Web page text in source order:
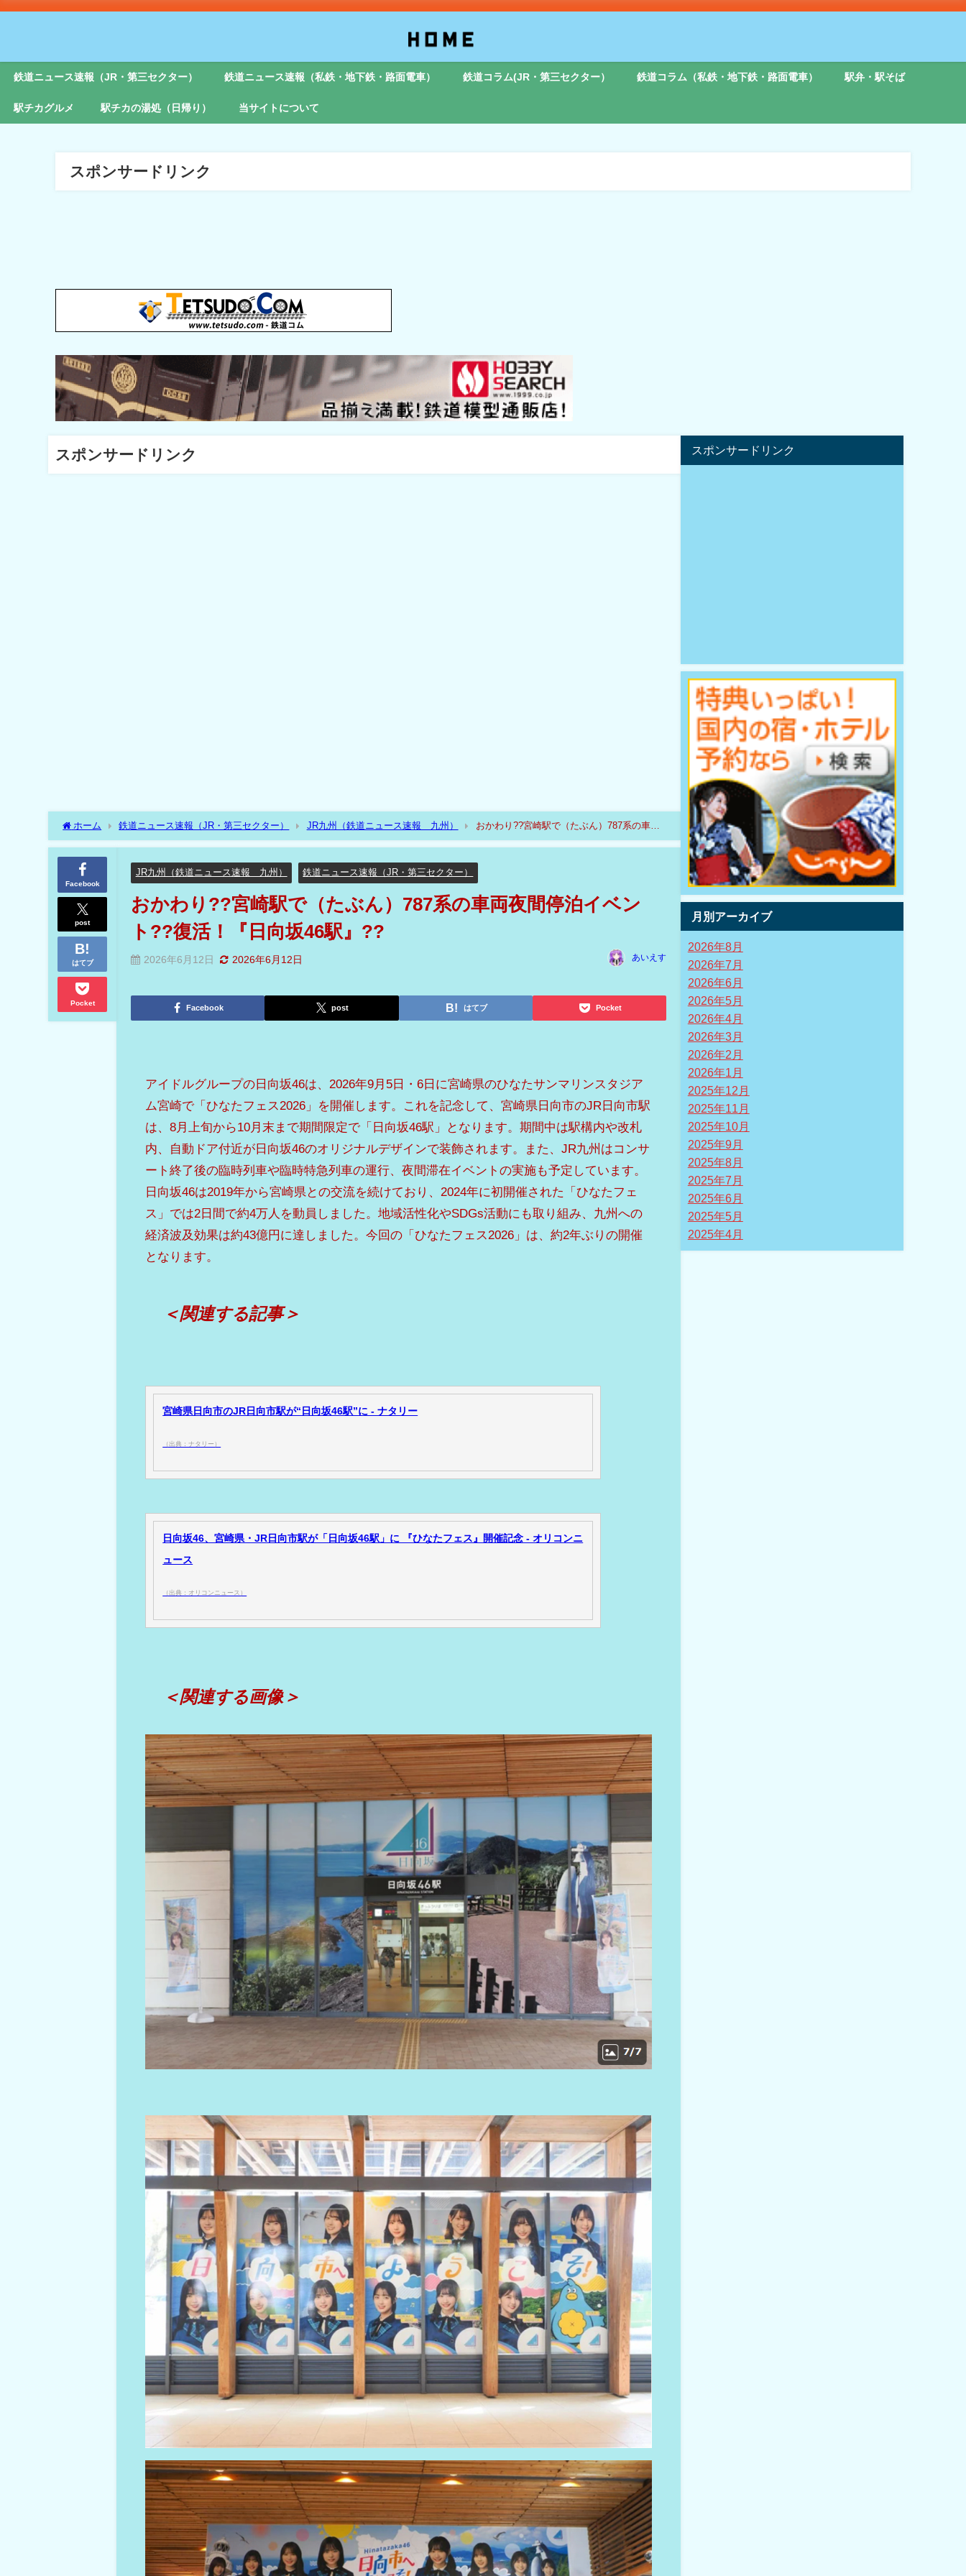
鉄道ニュース速報（JR・第三セクター） 鉄道ニュース速報（私鉄・地下鉄・路面電車） 鉄道コラム(JR・第三セクター） 鉄道コラム（私鉄・地下鉄・路面電車） 駅弁・駅そば
駅チカグルメ 駅チカの湯処（日帰り） 当サイトについて
スポンサードリンク
スポンサードリンク
ホーム 鉄道ニュース速報（JR・第三セクター） JR九州（鉄道ニュース速報 九州）
おかわり??宮崎駅で（たぶん）787系の車両
夜間停泊イベント??復活！『日向坂46駅』??
Facebook
post
はてブ
Pocket
JR九州（鉄道ニュース速報 九州） 鉄道ニュース速報（JR・第三セクター）
おかわり??宮崎駅で（たぶん）787系の車両夜間停泊イベン
ト??復活！『日向坂46駅』??
2026年6月12日 2026年6月12日 あいえす
Facebook post はてブ Pocket
アイドルグループの日向坂46は、2026年9月5日・6日に宮崎県のひなたサンマリンスタジア
ム宮崎で「ひなたフェス2026」を開催します。これを記念して、宮崎県日向市のJR日向市駅
は、8月上旬から10月末まで期間限定で「日向坂46駅」となります。期間中は駅構内や改札
内、自動ドア付近が日向坂46のオリジナルデザインで装飾されます。また、JR九州はコンサ
ート終了後の臨時列車や臨時特急列車の運行、夜間滞在イベントの実施も予定しています。
日向坂46は2019年から宮崎県との交流を続けており、2024年に初開催された「ひなたフェ
ス」では2日間で約4万人を動員しました。地域活性化やSDGs活動にも取り組み、九州への
経済波及効果は約43億円に達しました。今回の「ひなたフェス2026」は、約2年ぶりの開催
となります。
＜関連する記事＞
宮崎県日向市のJR日向市駅が“日向坂46駅”に - ナタリー
（出典：ナタリー）
日向坂46、宮崎県・JR日向市駅が「日向坂46駅」に 『ひなたフェス』開催記念 - オリコンニ
ュース
（出典：オリコンニュース）
＜関連する画像＞
スポンサードリンク
月別アーカイブ
2026年8月
2026年7月
2026年6月
2026年5月
2026年4月
2026年3月
2026年2月
2026年1月
2025年12月
2025年11月
2025年10月
2025年9月
2025年8月
2025年7月
2025年6月
2025年5月
2025年4月